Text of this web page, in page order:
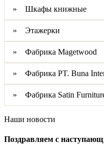
» Шкафы книжные
» Этажерки
» Фабрика Magetwood
» Фабрика PT. Buna
» Фабрика Satin
Наши новости
Поздравляем с